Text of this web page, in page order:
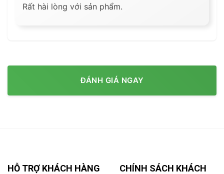
Rất hài lòng với sản phẩm.
ĐÁNH GIÁ NGAY
HỖ TRỢ KHÁCH HÀNG
CHÍNH SÁCH KHÁCH